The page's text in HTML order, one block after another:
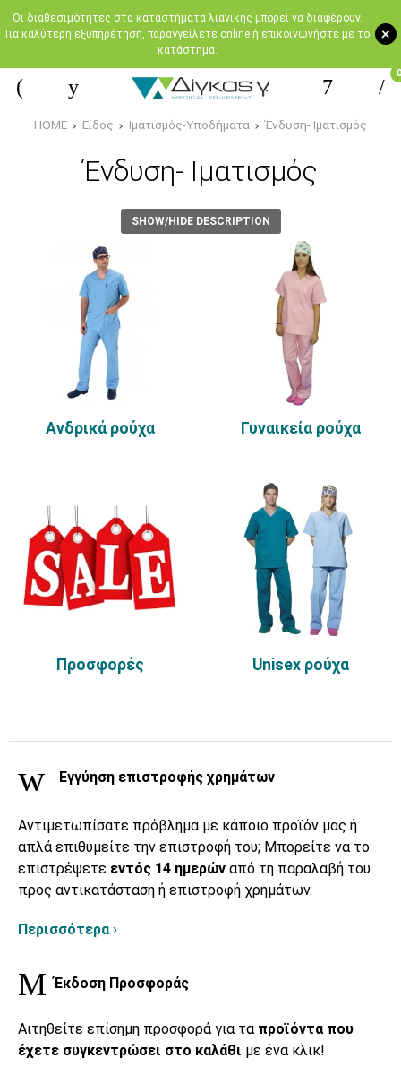
+
Oι διαθεσιμότητες στα καταστήματα λιανικής μπορεί να διαφέρουν.
Για καλύτερη εξυπηρέτηση, παραγγείλετε online ή επικοινωνήστε με το
κατάστημα.
0
HOME Είδος Ιματισμός-Υποδήματα Ένδυση- Ιματισμός
Ένδυση- Ιματισμός
SHOW/HIDE DESCRIPTION
Ανδρικά ρούχα Γυναικεία ρούχα
Προσφορές Unisex ρούχα
Εγγύηση επιστροφής χρημάτων
Αντιμετωπίσατε πρόβλημα με κάποιο προϊόν μας ή
απλά επιθυμείτε την επιστροφή του; Μπορείτε να το
επιστρέψετε εντός 14 ημερών από τη παραλαβή του
προς αντικατάσταση ή επιστροφή χρημάτων.
Περισσότερα ›
Έκδοση Προσφοράς
Αιτηθείτε επίσημη προσφορά για τα προϊόντα που
έχετε συγκεντρώσει στο καλάθι με ένα κλικ!